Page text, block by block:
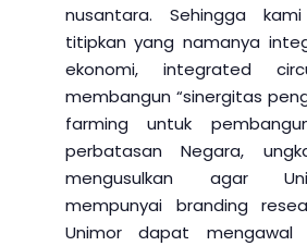
nusantara. Sehingga
titipkan yang namanya
ekonomi, integrated
membangun “sinergitas
farming untuk
perbatasan Negara,
mengusulkan agar
mempunyai branding
Unimor dapat mengawal